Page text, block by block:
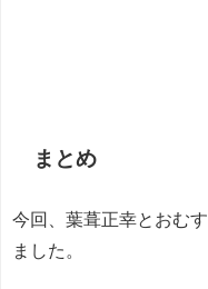
まとめ
今回、葉葺正幸とおむ
ました。